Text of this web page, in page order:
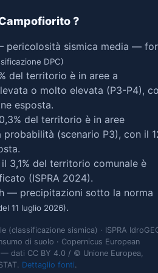
?
pericolosità sismica media —
DPC)
del territorio è in aree a
o molto elevata (P3-P4),
esposta.
del territorio è in aree
(scenario P3), con il
il 3,1% del territorio comunale è
(ISPRA 2024).
— precipitazioni sotto la norma
11 luglio 2026).
(classificazione sismica) · ISPRA
di suolo · Copernicus European
dati CC BY 4.0 / © Unione Europea,
Dettaglio fonti.